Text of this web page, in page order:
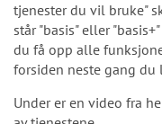
tjenester du vil bruke"
står "basis" eller
du få opp alle
forsiden neste gang du
Under er en video fra